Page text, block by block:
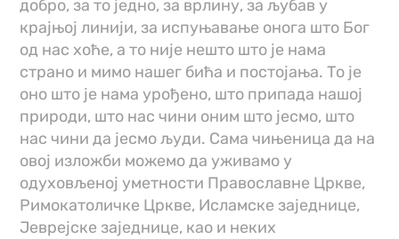
добро, за то једно, за врлину, за љубав у
крајњој линији, за испуњавање онога што Бог
од нас хоће, а то није нешто што је нама
страно и мимо нашег бића и постојања. То је
оно што је нама урођено, што припада нашој
природи, што нас чини оним што јесмо, што
нас чини да јесмо људи. Сама чињеница да на
овој изложби можемо да уживамо у
одуховљеној уметности Православне Цркве,
Римокатоличке Цркве, Исламске заједнице,
Јеврејске заједнице, као и неких